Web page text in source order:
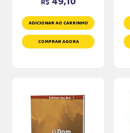
R$
ADICIONAR AO CARRINHO
COMPRAR AGORA